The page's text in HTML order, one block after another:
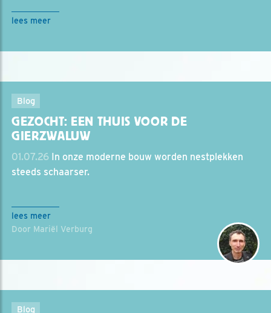
lees meer
Blog
GEZOCHT: EEN THUIS VOOR DE
GIERZWALUW
01.07.26 In onze moderne bouw worden nestplekken
steeds schaarser.
lees meer
Door Mariël Verburg
Blog